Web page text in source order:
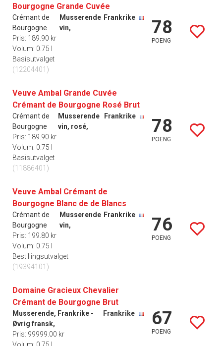
Bourgogne Grande Cuvée
Crémant de
Bourgogne
Musserende
vin,
Frankrike
Pris: 189.90 kr
Volum: 0.75 l
Basisutvalget
(12204401)
78
POENG
Veuve Ambal Grande Cuvée
Crémant de Bourgogne Rosé Brut
Crémant de
Bourgogne
Musserende
vin, rosé,
Frankrike
Pris: 189.90 kr
Volum: 0.75 l
Basisutvalget
(11886401)
78
POENG
Veuve Ambal Crémant de
Bourgogne Blanc de de Blancs
Crémant de
Bourgogne
Musserende
vin,
Frankrike
Pris: 199.80 kr
Volum: 0.75 l
Bestillingsutvalget
(19394101)
76
POENG
Domaine Gracieux Chevalier
Crémant de Bourgogne Brut
Musserende, Frankrike -
Øvrig fransk,
Frankrike
Pris: 99999.00 kr
67
POENG